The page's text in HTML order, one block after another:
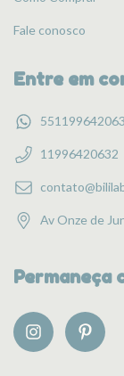
Fale conosco
Entre em
11996420632
Av Onze de
Permaneça